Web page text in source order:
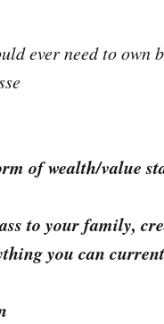
ever need to
of wealth/value
to your family,
you can